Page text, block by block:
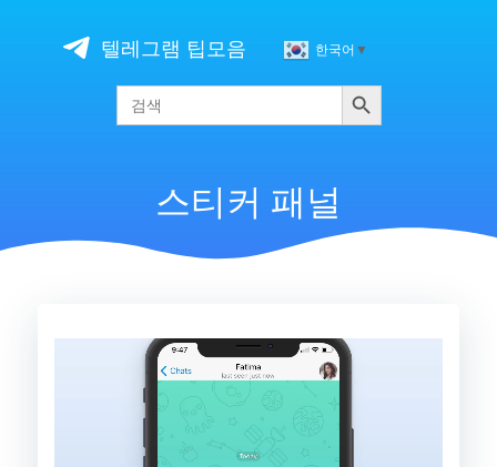
content
텔레그램 팁모음 한국어▼
Search
for:
검색
스티커 패널